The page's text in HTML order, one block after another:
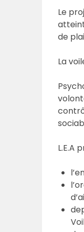
Le
de
La
L.E.A